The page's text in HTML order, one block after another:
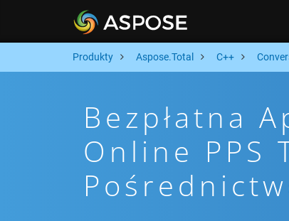
Produkty Aspose.Total C++
Bezpłatna
Online PPS